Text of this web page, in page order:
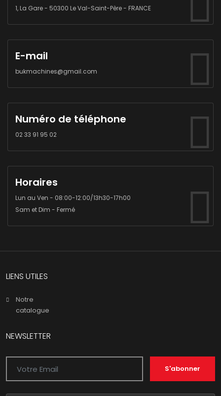
1, La Gare - 50300 Le Val-Saint-Père - FRANCE
E-mail
bukmachines@gmail.com
Numéro de téléphone
02 33 91 95 02
Horaires
Lun au Ven - 08:00-12:00/13h30-17h00
Sam et Dim - Fermé
LIENS UTILES
Notre
catalogue
NEWSLETTER
S'abonner